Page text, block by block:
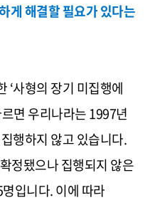
게 해결할 필요가 있다는
‘사형의 장기 미집행에
면 우리나라는1997년
행하지 않고 있습니다.
정됐으나 집행되지 않은
명입니다.이에 따라